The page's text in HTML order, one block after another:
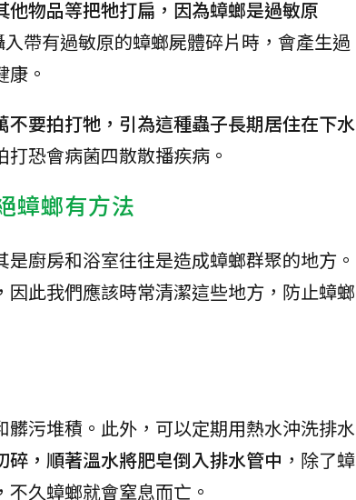
物品等把牠打扁，因為蟑螂是過敏原
帶有過敏原的蟑螂屍體碎片時，會產生過
。
要拍打牠，引為這種蟲子長期居住在下水
打恐會病菌四散散播疾病。
蟑螂有方法
廚房和浴室往往是造成蟑螂群聚的地方。
此我們應該時常清潔這些地方，防止蟑螂
污堆積。此外，可以定期用熱水沖洗排水
，順著溫水將肥皂倒入排水管中 ，除了蟑
久蟑螂就會窒息而亡。